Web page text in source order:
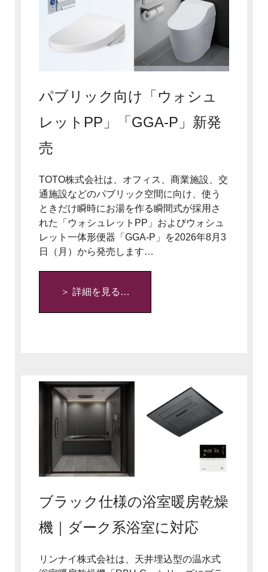
パブリック向け「ウォシュ
レットPP」「GGA-P」新発
売
TOTO株式会社は、オフィス、商業施設、交
通施設などのパブリック空間に向け、使う
ときだけ瞬時にお湯を作る瞬間式が採用さ
れた「ウォシュレットPP」およびウォシュ
レット一体形便器「GGA-P」を2026年8月3
日（月）から発売します…
＞ 詳細を見る…
ブラック仕様の浴室暖房乾燥
機｜ダーク系浴室に対応
リンナイ株式会社は、天井埋込型の温水式